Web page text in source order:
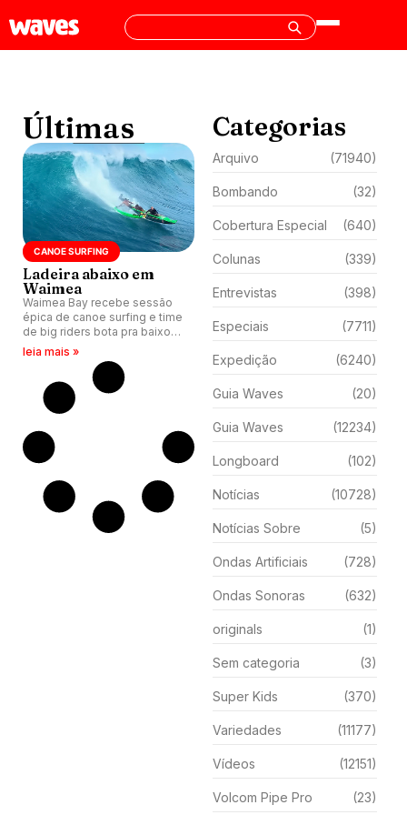
Últimas
CANOE SURFING
Ladeira abaixo em
Waimea
Waimea Bay recebe sessão
épica de canoe surfing e time
de big riders bota pra baixo
sem medo.
leia mais »
Categorias
Arquivo (71940)
Bombando (32)
Cobertura Especial (640)
Colunas (339)
Entrevistas (398)
Especiais (7711)
Expedição (6240)
Guia Waves (20)
Guia Waves (12234)
Longboard (102)
Notícias (10728)
Notícias Sobre (5)
Ondas Artificiais (728)
Ondas Sonoras (632)
originals (1)
Sem categoria (3)
Super Kids (370)
Variedades (11177)
Vídeos (12151)
Volcom Pipe Pro (23)